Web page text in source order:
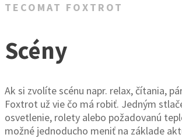
TECOMAT FOXTROT
Scény
Ak si zvolíte scénu napr. relax, čítania,
Foxtrot už vie čo má robiť. Jedným
osvetlenie, rolety alebo požadovanú
možné jednoducho meniť na základe